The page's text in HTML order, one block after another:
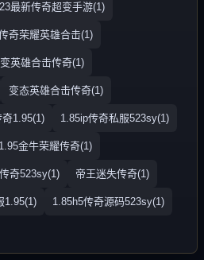
最新传奇超变手游(1)
奇荣耀英雄合击(1)
英雄合击传奇(1)
变态英雄合击传奇(1)
1.95(1) 1.85ip传奇私服523sy(1)
1.95金牛荣耀传奇(1)
奇523sy(1) 帝王迷失传奇(1)
1.95(1) 1.85h5传奇源码523sy(1)